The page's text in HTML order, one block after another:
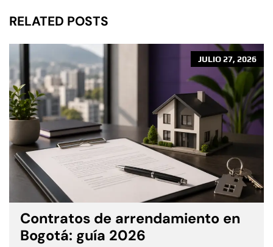
RELATED POSTS
JULIO 27, 2026
Contratos de arrendamiento en
Bogotá: guía 2026